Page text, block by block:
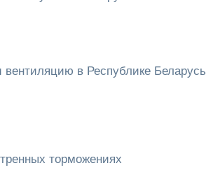
вентиляцию в Республике Беларусь
торможениях